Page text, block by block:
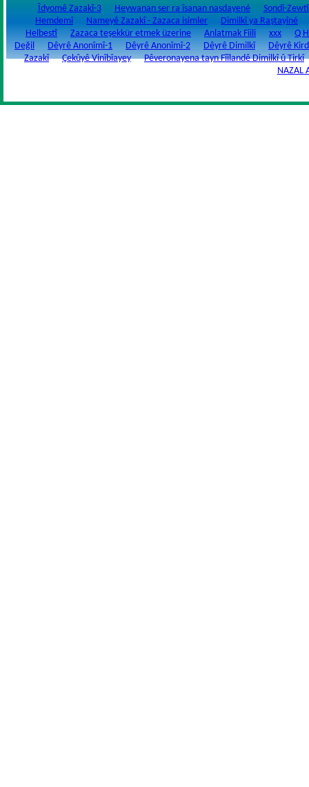
Îdyomê Zazakî-3
Heywanan ser ra îsanan nasdayené
Sondî-
Hemdemî
Nameyê Zazakî - Zazaca isimler
Dimilkî ya Raştayîné
Helbestî
Zazaca teşekkür etmek üzerine Anlatmak Fiili xxx
Q
Değil
Dêyrê Anonîmî-1 Dêyrê Anonîmî-2 Dêyrê Dimilkî
Dêyrê
Zazakî
Çekûyê Vinîbîayey
Pêveronayena tayn Fîîlandê Dimilkî û Tirkî
NAZAL